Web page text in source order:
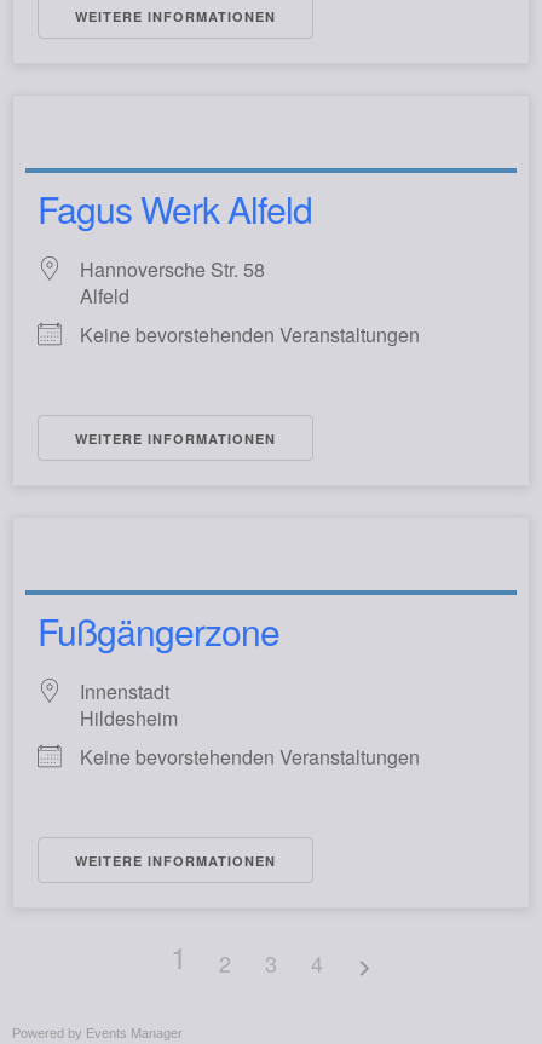
WEITERE INFORMATIONEN
Fagus Werk Alfeld
Hannoversche Str. 58
Alfeld
Keine bevorstehenden Veranstaltungen
WEITERE INFORMATIONEN
Fußgängerzone
Innenstadt
Hildesheim
Keine bevorstehenden Veranstaltungen
WEITERE INFORMATIONEN
1 2 3 4
Powered by Events Manager